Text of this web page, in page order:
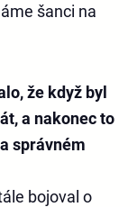
šanci na
že když byl
a nakonec to
správném
bojoval o